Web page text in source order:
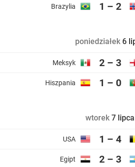
Brazylia 1 – 2
poniedziałek6
Meksyk 2 – 3
Hiszpania 1 – 0
wtorek 7 lipca
USA 1 – 4
Egipt 2 – 3